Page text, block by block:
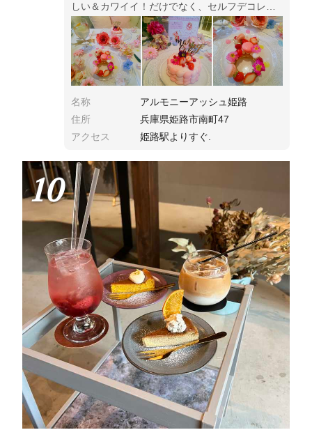
しい＆カワイイ！だけでなく、セルフデコレー
ションを楽しめてオリジナルのケーキが作れま
す。
名称
アルモニーアッシュ姫路
住所
兵庫県姫路市南町47
アクセス
姫路駅よりすぐ.
10